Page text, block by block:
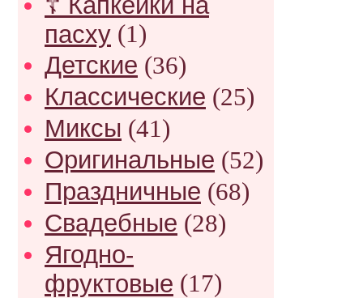
пасху (1)
Детские (36)
Классические (25)
Миксы (41)
Оригинальные (52)
Праздничные (68)
Свадебные (28)
Ягодно-
фруктовые (17)